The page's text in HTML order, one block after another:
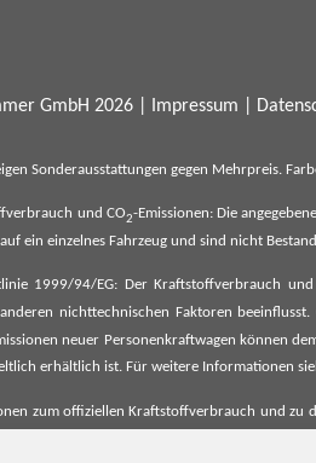
GmbH 2026 | Impressum
Sonderausstattungen gegen Mehrpreis.
und CO2-Emissionen: Die
ein einzelnes Fahrzeug und sind nicht
1999/94/EG: Der Kraftstoffverbrauch
nichttechnischen Faktoren beeinflusst.
neuer Personenkraftwagen können
erhältlich ist. Für weitere Informationen
zum offiziellen Kraftstoffverbrauch und zu